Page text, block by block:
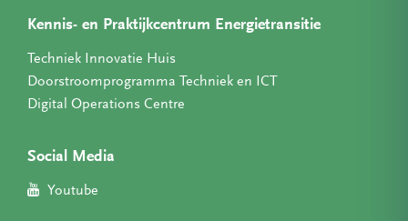
Kennis- en Praktijkcentrum Energietransitie
Techniek Innovatie Huis
Doorstroomprogramma Techniek en ICT
Digital Operations Centre
Social Media
Youtube